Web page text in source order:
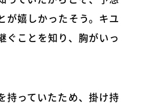
が嬉しかったそう。キユ
ぐことを知り、胸がいっ
持っていたため、掛け持